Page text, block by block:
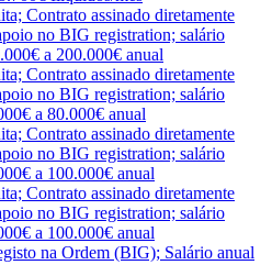
Contrato assinado diretamente
no BIG registration; salário
a 200.000€ anual
Contrato assinado diretamente
no BIG registration; salário
a 80.000€ anual
Contrato assinado diretamente
no BIG registration; salário
a 100.000€ anual
Contrato assinado diretamente
no BIG registration; salário
a 100.000€ anual
na Ordem (BIG); Salário anual